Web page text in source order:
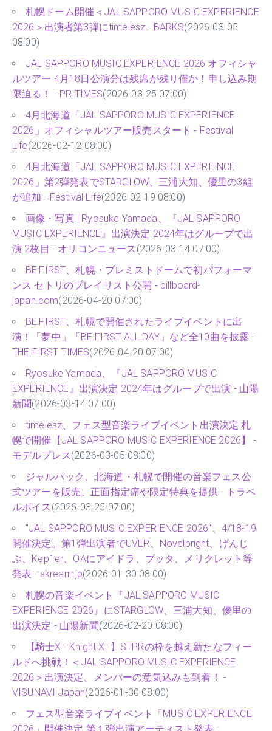
札幌ドーム開催＜JAL SAPPORO MUSIC EXPERIENCE
2026＞出演者第3弾にtimelesz - BARKS(2026-03-05
08:00)
JAL SAPPORO MUSIC EXPERIENCE 2026 オフィシャ
ルツアー 4月18日公演分は残席が残り僅か！申し込み期
限迫る！ - PR TIMES(2026-03-25 07:00)
4月北海道「JAL SAPPORO MUSIC EXPERIENCE
2026」オフィシャルツアー販売スタート - Festival
Life(2026-02-12 08:00)
4月北海道「JAL SAPPORO MUSIC EXPERIENCE
2026」第2弾発表でSTARGLOW、三浦大知、優里の3組
が追加 - Festival Life(2026-02-19 08:00)
画像・写真 | Ryosuke Yamada、『JAL SAPPORO
MUSIC EXPERIENCE』出演決定 2024年はグループで出
演 2枚目 - オリコンニュース (2026-03-14 07:00)
BE:FIRST、札幌・プレミストドームで初パフォーマ
ンス セトリのプレイリスト公開 - billboard-
japan.com(2026-04-20 07:00)
BE:FIRST、札幌で開催されたライブイベントに出
演！「夢中」「BE:FIRST ALL DAY」など全10曲を披露 -
THE FIRST TIMES(2026-04-20 07:00)
Ryosuke Yamada、『JAL SAPPORO MUSIC
EXPERIENCE』出演決定 2024年はグループで出演 - 山陽
新聞(2026-03-14 07:00)
timelesz、フェス型音楽ライブイベント出演決定 札
幌で開催【JAL SAPPORO MUSIC EXPERIENCE 2026】 -
モデルプレス(2026-03-05 08:00)
ジャルパック、北海道・札幌で開催の音楽フェス公
式ツアーを販売、正面指定席や限定特典を提供 - トラベ
ルボイス (2026-03-25 07:00)
"JAL SAPPORO MUSIC EXPERIENCE 2026"、4/18-19
開催決定。第1弾出演者でUVER、Novelbright、げんじ
ぶ、Kep1er、OAにアイドラ、ブッタ、メリクレット等
発表 - skream.jp(2026-01-30 08:00)
札幌の音楽イベント『JAL SAPPORO MUSIC
EXPERIENCE 2026』にSTARGLOW、三浦大知、優里の
出演決定 - 山陽新聞(2026-02-20 08:00)
【騎士X - Knight X -】STPRの枠を越え新たなフィー
ルドへ挑戦！＜JAL SAPPORO MUSIC EXPERIENCE
2026＞出演決定、メンバーの意気込みも到着！ -
VISUNAVI Japan(2026-01-30 08:00)
フェス型音楽ライブイベント「MUSIC EXPERIENCE